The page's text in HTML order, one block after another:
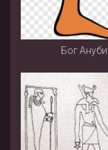
Бог